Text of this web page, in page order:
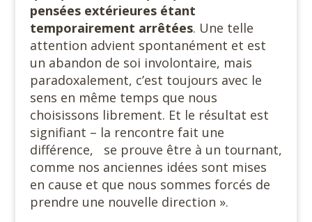
pensées extérieures étant
temporairement arrêtées. Une telle
attention advient spontanément et est
un abandon de soi involontaire, mais
paradoxalement, c’est toujours avec le
sens en même temps que nous
choisissons librement. Et le résultat est
signifiant – la rencontre fait une
différence, se prouve être à un tournant,
comme nos anciennes idées sont mises
en cause et que nous sommes forcés de
prendre une nouvelle direction ».